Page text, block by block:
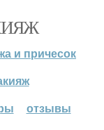
и причесок
отзывы